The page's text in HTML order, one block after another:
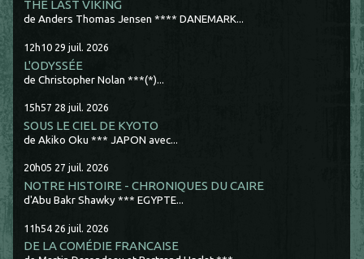
THE LAST VIKING
de Anders Thomas Jensen **** DANEMARK...
12h10 29 juil. 2026
L'ODYSSÉE
de Christopher Nolan ***(*)...
15h57 28 juil. 2026
SOUS LE CIEL DE KYOTO
de Akiko Oku *** JAPON avec...
20h05 27 juil. 2026
NOTRE HISTOIRE - CHRONIQUES DU CAIRE
d'Abu Bakr Shawky *** EGYPTE...
11h54 26 juil. 2026
DE LA COMÉDIE FRANCAISE